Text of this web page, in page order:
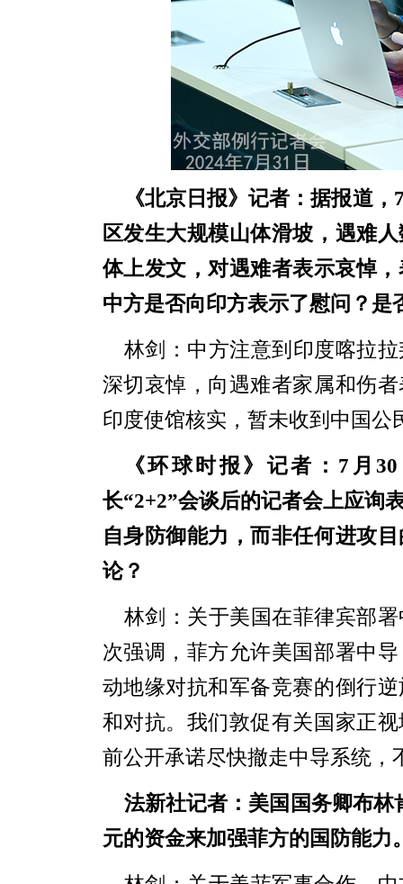
《北京日报》记者：据报道，
区发生大规模山体滑坡，遇难
体上发文，对遇难者表示哀悼
中方是否向印方表示了慰问？
林剑：中方注意到印度喀拉
深切哀悼，向遇难者家属和伤
印度使馆核实，暂未收到中国公
《环球时报》 记者： 7月
长“2+2”会谈后的记者会上应询
自身防御能力，而非任何进攻
论？
林剑：关于美国在菲律宾部
次强调，菲方允许美国部署中
动地缘对抗和军备竞赛的倒行
和对抗。我们敦促有关国家正
前公开承诺尽快撤走中导系统，
法新社记者：美国国务卿布林
元的资金来加强菲方的国防能力